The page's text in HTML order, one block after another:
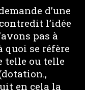
d’une
l’idée
pas à
quoi se réfère
telle ou telle
en cela la